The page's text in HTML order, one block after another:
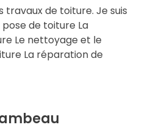
travaux de toiture. Je suis
pose de toiture La
Le nettoyage et le
La réparation de